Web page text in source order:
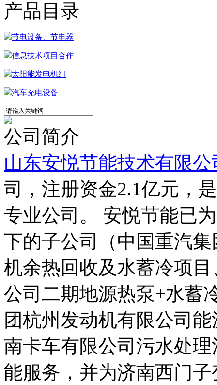
产品目录
节电设备、节电器
信息技术项目合作
太阳能发电机组
汽车充电设备
公司简介
山东安悦节能技术有限公
司，注册资金2.1亿元，
专业公司。 安悦节能已
下的子公司（中国重汽
机余热回收及水蓄冷项
公司二期地源热泵+水蓄
团杭州发动机有限公司
南卡车有限公司污水处
能服务，并为济南西门